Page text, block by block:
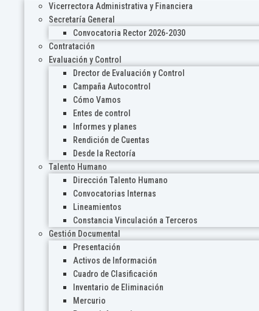
Vicerrectora Administrativa y Financiera
Secretaría General
Convocatoria Rector 2026-2030
Contratación
Evaluación y Control
Drector de Evaluación y Control
Campaña Autocontrol
Cómo Vamos
Entes de control
Informes y planes
Rendición de Cuentas
Desde la Rectoría
Talento Humano
Dirección Talento Humano
Convocatorias Internas
Lineamientos
Constancia Vinculación a Terceros
Gestión Documental
Presentación
Activos de Información
Cuadro de Clasificación
Inventario de Eliminación
Mercurio